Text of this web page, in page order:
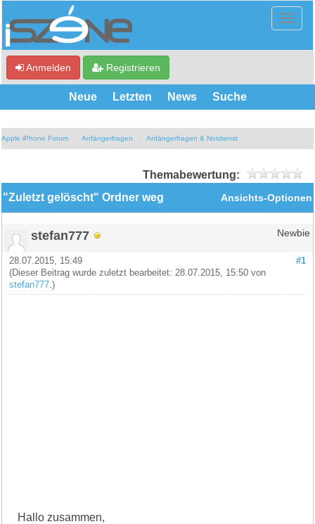
Anmelden Registrieren
Neue Letzten News Suche
Apple iPhone Forum Anfängerfragen Anfängerfragen & Notdienst
Themabewertung:
Ansichts-Optionen
"Zuletzt gelöscht" Ordner weg
stefan777 Newbie
#1
28.07.2015, 15:49
(Dieser Beitrag wurde zuletzt bearbeitet: 28.07.2015, 15:50 von
stefan777 .)
Hallo zusammen,